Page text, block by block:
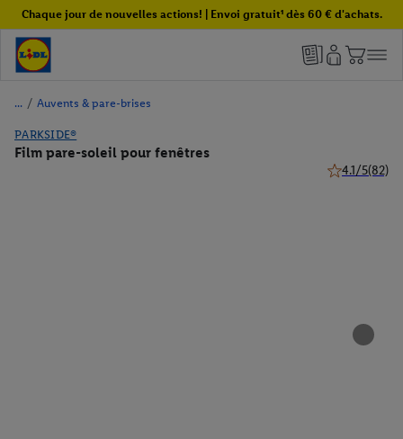
Chaque jour de nouvelles actions! | Envoi gratuit¹ dès 60 € d'achats.
/ Auvents & pare-brises
PARKSIDE®
Film pare-soleil pour fenêtres
4.1/5(82)